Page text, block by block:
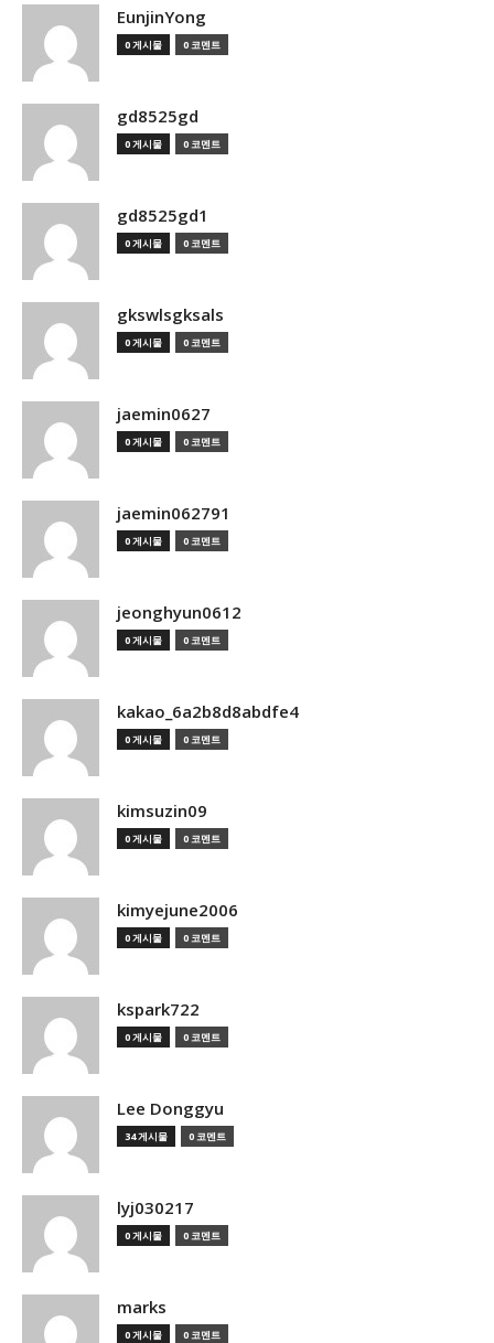
EunjinYong
0 게시물 0 코멘트
gd8525gd
0 게시물 0 코멘트
gd8525gd1
0 게시물 0 코멘트
gkswlsgksals
0 게시물 0 코멘트
jaemin0627
0 게시물 0 코멘트
jaemin062791
0 게시물 0 코멘트
jeonghyun0612
0 게시물 0 코멘트
kakao_6a2b8d8abdfe4
0 게시물 0 코멘트
kimsuzin09
0 게시물 0 코멘트
kimyejune2006
0 게시물 0 코멘트
kspark722
0 게시물 0 코멘트
Lee Donggyu
34 게시물 0 코멘트
lyj030217
0 게시물 0 코멘트
marks
0 게시물 0 코멘트